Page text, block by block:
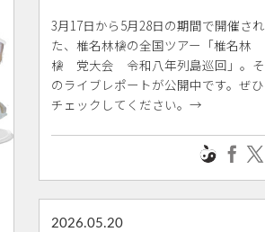
3月17日から5月28日の期間で開催され
た、椎名林檎の全国ツアー「椎名林
檎 党大会 令和八年列島巡回」。そ
のライブレポートが公開中です。ぜひ
チェックしてください。→
2026.05.20